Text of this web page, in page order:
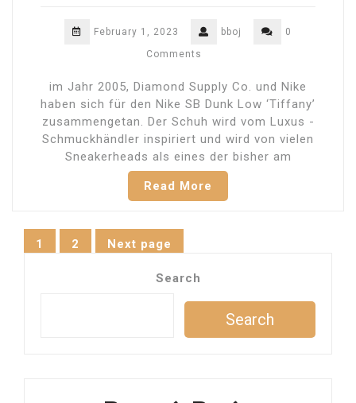
February 1, 2023 bboj
0
Comments
im Jahr 2005, Diamond Supply Co. und Nike
haben sich für den Nike SB Dunk Low ‘Tiffany’
zusammengetan. Der Schuh wird vom Luxus -
Schmuckhändler inspiriert und wird von vielen
Sneakerheads als eines der bisher am
Read More
Posts
Page
1 Page
2 Next page
Search
Search